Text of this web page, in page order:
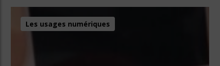
Les usages numériques